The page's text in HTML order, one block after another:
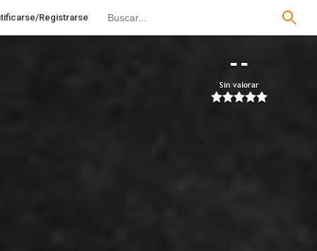
Registrarse
--
Sin valorar